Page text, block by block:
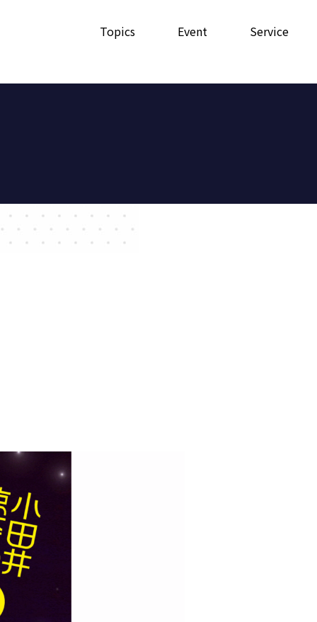
Topics Event Service